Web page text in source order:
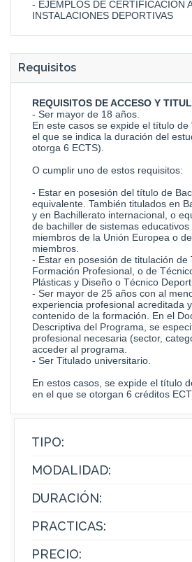
- EJEMPLOS DE CERTIFICACIÓN
INSTALACIONES DEPORTIVAS
Requisitos
REQUISITOS DE ACCESO Y
- Ser mayor de 18 años.
En este casos se expide el título de
el que se indica la duración del
otorga 6 ECTS).
O cumplir uno de estos requisitos:
- Estar en posesión del título de
equivalente. También titulados en
y en Bachillerato internacional, o
de bachiller de sistemas
miembros de la Unión Europea o
miembros.
- Estar en posesión de titulación de
Formación Profesional, o de
Plásticas y Diseño o Técnico
- Ser mayor de 25 años con al
experiencia profesional acreditada
contenido de la formación. En el
Descriptiva del Programa, se
profesional necesaria (sector,
acceder al programa.
- Ser Titulado universitario.
En estos casos, se expide el título
en el que se otorgan 6 créditos
TIPO:
MODALIDAD:
DURACIÓN:
PRACTICAS:
PRECIO: